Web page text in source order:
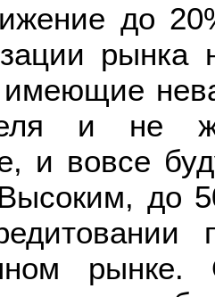
до
рынка
и не
и вовсе
до
рынке.